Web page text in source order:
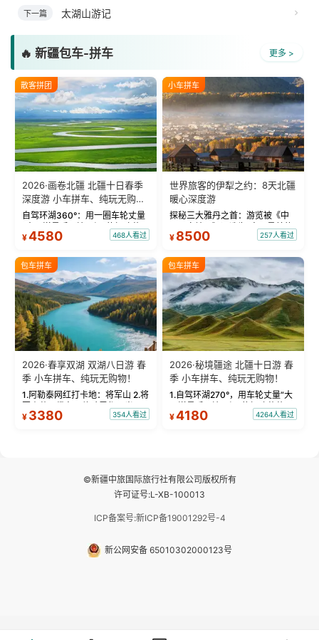
下一篇 太湖山游记
🔥 新疆包车-拼车 更多 >
散客拼团
2026·画卷北疆 北疆十日春季
深度游 小车拼车、纯玩无购
物！
自驾环湖360°：用一圈车轮丈量
“大西洋最后一滴眼泪”的极致蔚
蓝。 赛湖旅拍：甄选多款风格服
绝美瞬间。 赛湖坦克300跟车视
频：专业摄影师...
¥4580 468人看过
小车拼车
世界旅客的伊犁之约：8天北疆
暖心深度游
探秘三大雅丹之首：游览被《中
国国家地理》评选为“中国最美的
三大雅丹”第一名的克拉玛依魔鬼
瓦人最大村落——禾木村，欣赏
晨雾与小木...
¥ 8500 257人看过
包车拼车
2026·春享双湖 双湖八日游 春
季 小车拼车、纯玩无购物！
1.阿勒泰网红打卡地：将军山 2.将
军山落日缆车，体验雪都风光 3.
将军山，夕阳派对，蹦迪party 4.
¥ 3380 354人看过
包车拼车
2026·秘境疆途 北疆十日游 春
季 小车拼车、纯玩无购物！
1.自驾环湖270°，用车轮丈量“大
西洋最后一滴眼泪”的极致蔚蓝，
让雪山、花海与深邃湖水在转弯
¥4180 4264人看过
©新疆中旅国际旅行社有限公司版权所有
许可证号:L-XB-100013
ICP备案号:新ICP备19001292号-4
新公网安备 65010302000123号